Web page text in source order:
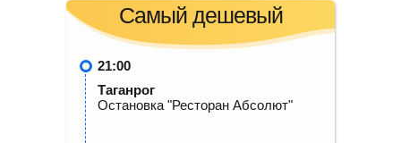
Самый дешевый
21:00
Таганрог
Остановка "Ресторан Абсолют"